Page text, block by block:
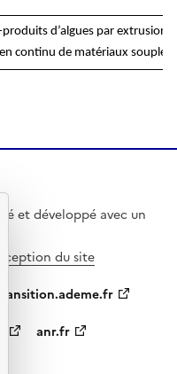
d’algues par extrusion
continu de matériaux souples
et développé avec un
du site
anr.fr